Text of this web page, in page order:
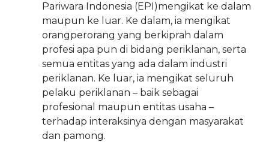
Pariwara Indonesia (EPI)mengikat ke dalam
maupun ke luar. Ke dalam, ia mengikat
orangperorang yang berkiprah dalam
profesi apa pun di bidang periklanan, serta
semua entitas yang ada dalam industri
periklanan. Ke luar, ia mengikat seluruh
pelaku periklanan – baik sebagai
profesional maupun entitas usaha –
terhadap interaksinya dengan masyarakat
dan pamong.